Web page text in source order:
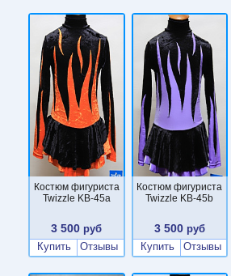
Костюм фигуриста
Twizzle KB-45a
3 500 руб
Купить
Отзывы
Костюм фигуриста
Twizzle KB-45b
3 500 руб
Купить
Отзывы